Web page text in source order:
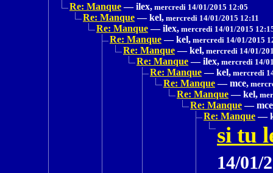
Re: Manque — ilex, mercredi 14/01/2015 12:05
Re: Manque — kel, mercredi 14/01/2015 12:11
Re: Manque — ilex, mercredi 14/01/2015
Re: Manque — kel, mercredi 14/01/2015
Re: Manque — kel, mercredi 14/01/
Re: Manque — ilex, mercredi 14/
Re: Manque — kel, mercredi
Re: Manque — mce,
Re: Manque — kel,
Re: Manque —
Re: Manque —
si tu
14/01/